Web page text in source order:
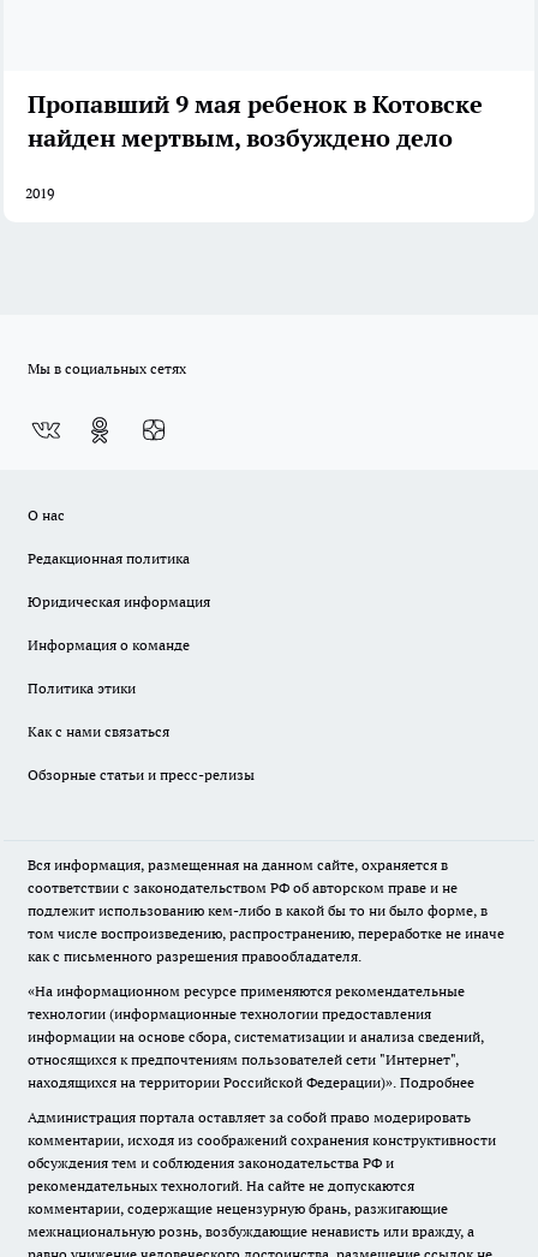
Пропавший 9 мая ребенок в Котовске
найден мертвым, возбуждено дело
2019
Мы в социальных сетях
О нас
Редакционная политика
Юридическая информация
Информация о команде
Политика этики
Как с нами связаться
Обзорные статьи и пресс-релизы
Вся информация, размещенная на данном сайте, охраняется в
соответствии с законодательством РФ об авторском праве и не
подлежит использованию кем-либо в какой бы то ни было форме, в
том числе воспроизведению, распространению, переработке не иначе
как с письменного разрешения правообладателя.
«На информационном ресурсе применяются рекомендательные
технологии (информационные технологии предоставления
информации на основе сбора, систематизации и анализа сведений,
относящихся к предпочтениям пользователей сети "Интернет",
находящихся на территории Российской Федерации)». Подробнее
Администрация портала оставляет за собой право модерировать
комментарии, исходя из соображений сохранения конструктивности
обсуждения тем и соблюдения законодательства РФ и
рекомендательных технологий. На сайте не допускаются
комментарии, содержащие нецензурную брань, разжигающие
межнациональную рознь, возбуждающие ненависть или вражду, а